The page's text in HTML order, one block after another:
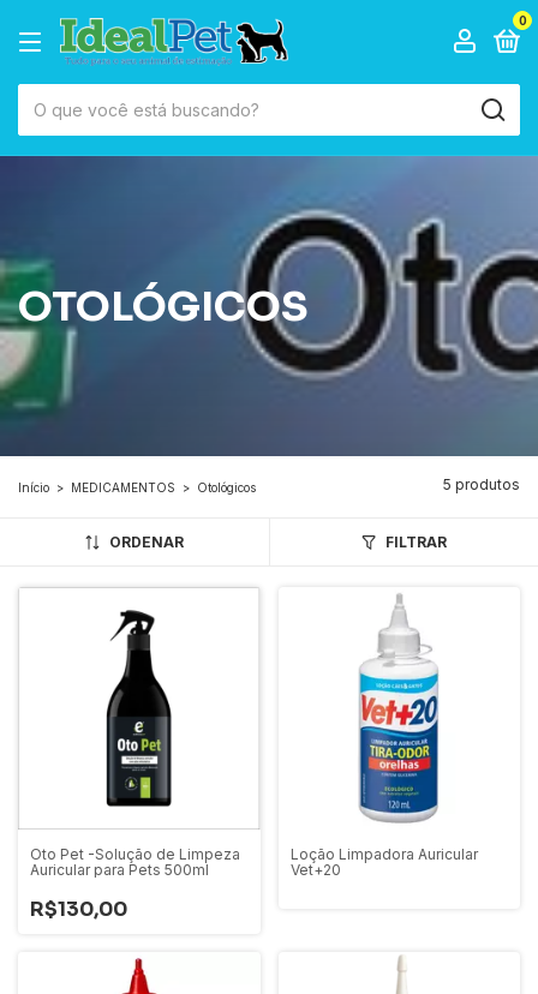
0
OTOLÓGICOS
Início > MEDICAMENTOS > Otológicos 5 produtos
ORDENAR FILTRAR
Oto Pet -Solução de Limpeza
Auricular para Pets 500ml
R$130,00
Loção Limpadora Auricular
Vet+20